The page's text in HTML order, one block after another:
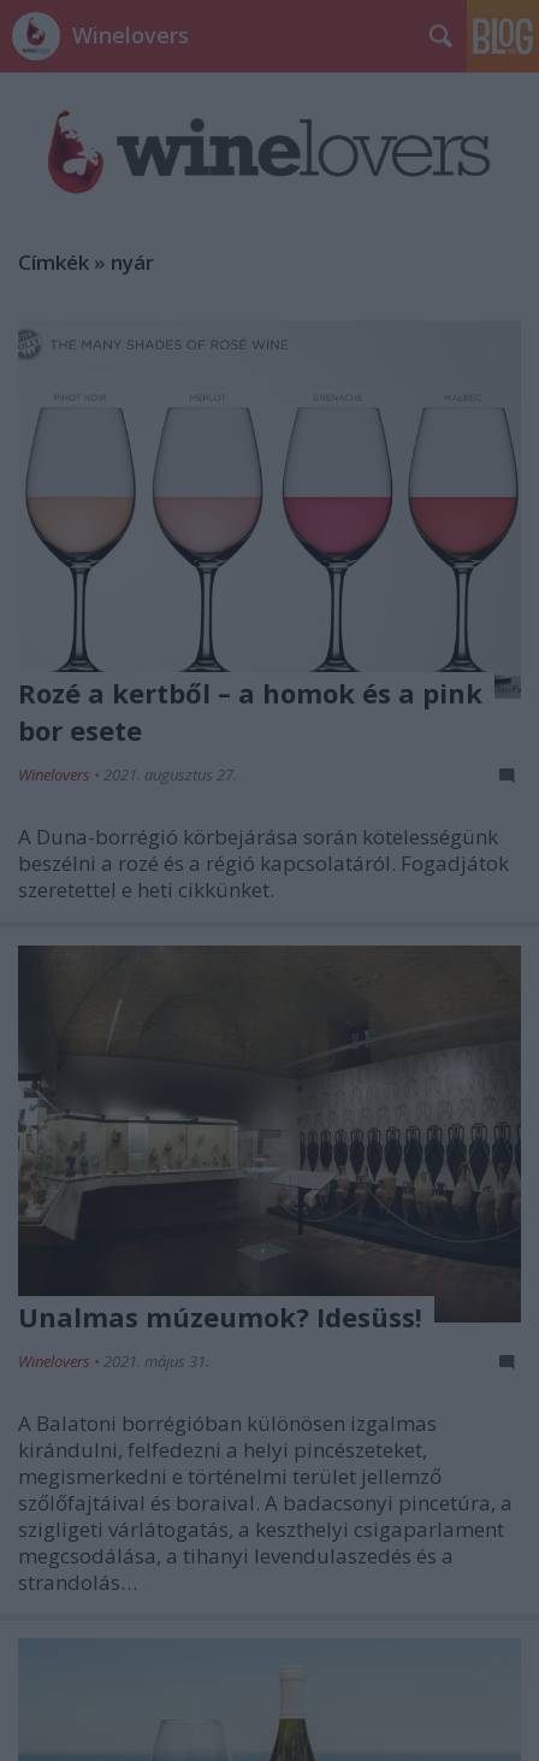
Winelovers
Címkék » nyár
Rozé a kertből – a homok és a pink
bor esete
Winelovers • 2021. augusztus 27.
A Duna-borrégió körbejárása során kötelességünk
beszélni a rozé és a régió kapcsolatáról. Fogadjátok
szeretettel e heti cikkünket.
Unalmas múzeumok? Idesüss!
Winelovers • 2021. május 31.
A Balatoni borrégióban különösen izgalmas
kirándulni, felfedezni a helyi pincészeteket,
megismerkedni e történelmi terület jellemző
szőlőfajtáival és boraival. A badacsonyi pincetúra, a
szigligeti várlátogatás, a keszthelyi csigaparlament
megcsodálása, a tihanyi levendulaszedés és a
strandolás…